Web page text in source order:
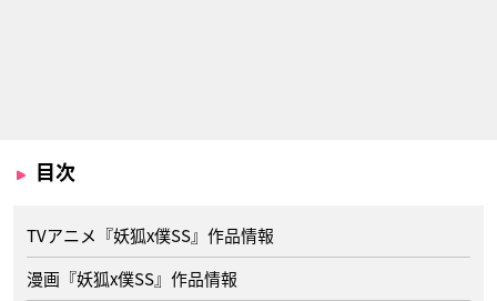
目次
TVアニメ『妖狐x僕SS』作品情報
漫画『妖狐x僕SS』作品情報